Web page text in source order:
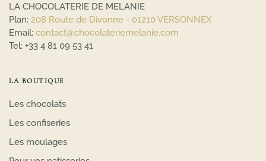
LA CHOCOLATERIE DE MELANIE
Plan: 208 Route de Divonne - 01210 VERSONNEX
Email: contact@chocolateriemelanie.com
Tel: +33 4 81 09 53 41
LA BOUTIQUE
Les chocolats
Les confiseries
Les moulages